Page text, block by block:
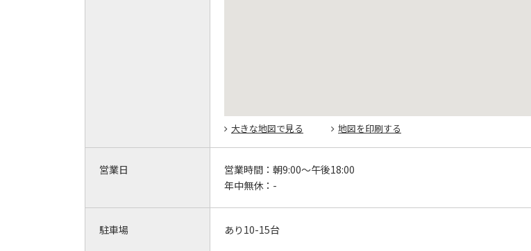
大きな地図で見る 地図を印刷する
営業日 営業時間： 朝9:00～午後18:00
年中無休： -
駐車場 あり10-15台